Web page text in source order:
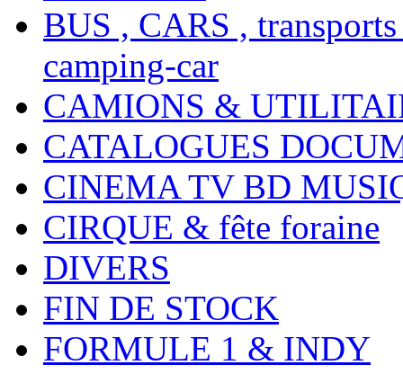
BUS , CARS ,
camping-car
CAMIONS &
CATALOGUES
CINEMA TV BD
CIRQUE & fête foraine
DIVERS
FIN DE STOCK
FORMULE 1 & INDY